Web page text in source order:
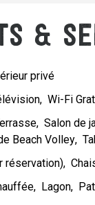
&
privé
Wi-Fi
Salon de
Beach Volley
réservation)
Lagon